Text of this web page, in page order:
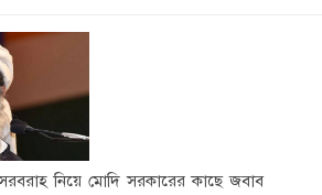
নিয়ে মোদি সরকারের কাছে জবাব